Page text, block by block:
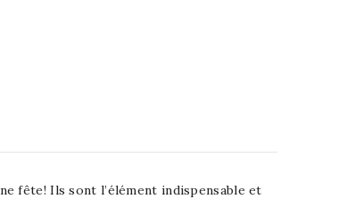
fête! Ils sont l’élément indispensable et